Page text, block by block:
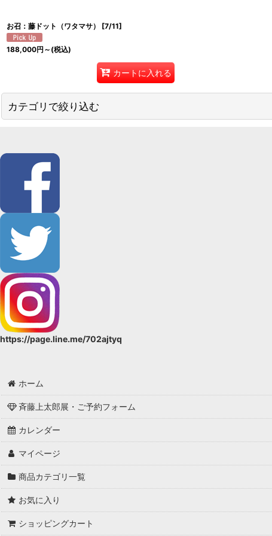
お召：藤ドット（ワタマサ） [7/11]
188,000円 ～ (税込)
カートに入れる
カテゴリで絞り込む
小千谷縮
木綿
混紡（綿麻・絹紅梅・絹麻その他）
セオα
59kimono
紬
お召
小紋
正絹（夏）
https://page.line.me/702ajtyq
ホーム
斉藤上太郎展・ご予約フォーム
カレンダー
マイページ
商品カテゴリ一覧
お気に入り
ショッピングカート